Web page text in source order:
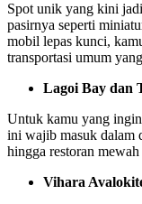
Spot unik yang kini
pasirnya seperti
mobil lepas kunci,
transportasi umum
Lagoi Bay dan
Untuk kamu yang
ini wajib masuk dalam
hingga restoran
Vihara